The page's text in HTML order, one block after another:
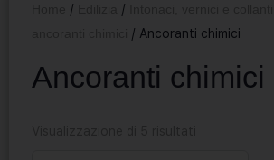
/ /
/ Ancoranti chimici
Ancoranti chimici